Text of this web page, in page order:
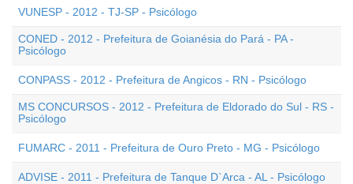
VUNESP - 2012 - TJ-SP - Psicólogo
CONED - 2012 - Prefeitura de Goianésia do Pará - PA -
Psicólogo
CONPASS - 2012 - Prefeitura de Angicos - RN - Psicólogo
MS CONCURSOS - 2012 - Prefeitura de Eldorado do Sul - RS -
Psicólogo
FUMARC - 2011 - Prefeitura de Ouro Preto - MG - Psicólogo
ADVISE - 2011 - Prefeitura de Tanque D`Arca - AL - Psicólogo